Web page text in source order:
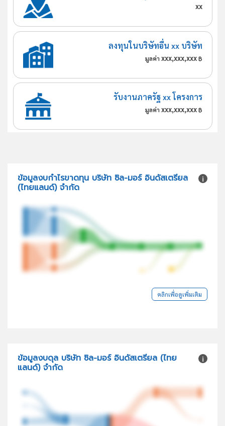
xx
ลงทุนในบริษัทอื่น xx บริษัท
มูลค่า xxx,xxx,xxx ฿
รับงานภาครัฐ xx โครงการ
มูลค่า xxx,xxx,xxx ฿
ข้อมูลงบกำไรขาดทุน บริษัท ซิล-มอร์ อินดัสเตรียล
(ไทยแลนด์) จำกัด
คลิกเพื่อดูเพิ่มเติม
ข้อมูลงบดุล บริษัท ซิล-มอร์ อินดัสเตรียล (ไทย
แลนด์) จำกัด